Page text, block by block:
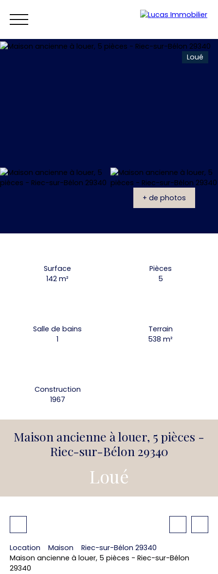
Loué
+ de photos
Surface
142m²
Pièces
5
Salle de bains
1
Terrain
538m²
Construction
1967
Maison ancienne à louer, 5 pièces -
Riec-sur-Bélon 29340
Loué
Location Maison
Riec-sur-Bélon 29340
Maison ancienne à louer, 5 pièces - Riec-sur-Bélon
29340